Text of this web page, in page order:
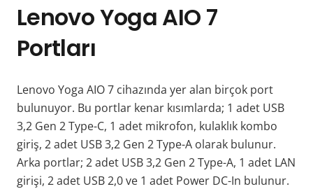
Lenovo Yoga AIO 7
Portları
Lenovo Yoga AIO 7 cihazında yer alan birçok port
bulunuyor. Bu portlar kenar kısımlarda; 1 adet USB
3,2 Gen 2 Type-C, 1 adet mikrofon, kulaklık kombo
giriş, 2 adet USB 3,2 Gen 2 Type-A olarak bulunur.
Arka portlar; 2 adet USB 3,2 Gen 2 Type-A, 1 adet LAN
girişi, 2 adet USB 2,0 ve 1 adet Power DC-In bulunur.